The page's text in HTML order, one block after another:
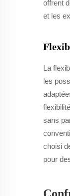
offrent
et les
La
les
sans
choisi
pour